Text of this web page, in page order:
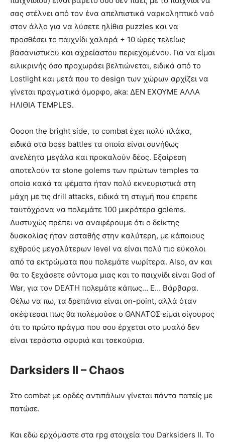
σας στέλνει από τον ένα απελπιστικά ναρκοληπτικό ναό
στον άλλο για να λύσετε ηλίθια puzzles και να
προσθέσει το παιχνίδι χαλαρά + 10 ώρες τελείως
βασανιστικού και αχρείαστου περιεχομένου. Για να είμαι
ειλικρινής όσο προχωράει βελτιώνεται, ειδικά από το
Lostlight και μετά που το design των χώρων αρχίζει να
γίνεται πραγματικά όμορφο, aka: ΔΕΝ ΕΧΟΥΜΕ ΑΛΛΑ
ΗΛΙΘΙΑ TEMPLES.
Oooon the bright side, το combat έχει πολύ πλάκα,
ειδικά στα boss battles τα οποία είναι συνήθως
ανελέητα μεγάλα και προκαλούν δέος. Εξαίρεση
αποτελούν τα stone golems των πρώτων temples τα
οποία κακά τα ψέματα ήταν πολύ εκνευριστικά στη
μάχη με τις drill attacks, ειδικά τη στιγμή που έπρεπε
ταυτόχρονα να πολεμάτε 100 μικρότερα golems.
Δυστυχώς πρέπει να αναφέρουμε ότι ο δείκτης
δυσκολίας ήταν ασταθής στην καλύτερη, με κάποιους
εχθρούς μεγαλύτερων level να είναι πολύ πιο εύκολοι
από τα εκτρώματα που πολεμάτε νωρίτερα. Also, αν και
θα το ξεχάσετε σύντομα μιας και το παιχνίδι είναι God of
War, για τον DEATH πολεμάτε κάπως… Ε… Βάρβαρα.
Θέλω να πω, τα δρεπάνια είναι on-point, αλλά όταν
σκέφτεσαι πως θα πολεμούσε ο ΘΑΝΑΤΟΣ είμαι σίγουρος
ότι το πρώτο πράγμα που σου έρχεται στο μυαλό δεν
είναι τεράστια σφυριά και τσεκούρια.
Darksiders II – Chaos
Στο combat με ορδές αντιπάλων γίνεται πάντα πατείς με
πατώσε.
Και εδώ ερχόμαστε στα rpg στοιχεία του Darksiders II. Το